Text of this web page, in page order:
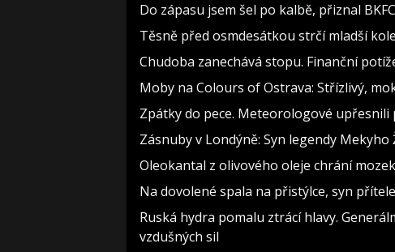
Do zápasu jsem šel po kalbě, přiznal
Těsně před osmdesátkou strčí mladší
Chudoba zanechává stopu. Finanční
Moby na Colours of Ostrava: Střízlivý,
Zpátky do pece. Meteorologové
Zásnuby v Londýně: Syn legendy
Oleokantal z olivového oleje chrání
Na dovolené spala na přistýlce, syn
Ruská hydra pomalu ztrácí hlavy.
vzdušných sil